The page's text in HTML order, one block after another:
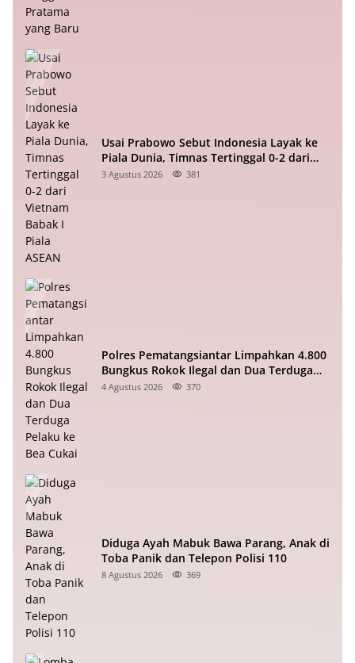
Usai Prabowo Sebut Indonesia Layak ke
Piala Dunia, Timnas Tertinggal 0-2 dari
Vietnam Babak I Piala ASEAN
3 Agustus 2026 381
Polres Pematangsiantar Limpahkan 4.800
Bungkus Rokok Ilegal dan Dua Terduga
Pelaku ke Bea Cukai
4 Agustus 2026 370
Diduga Ayah Mabuk Bawa Parang, Anak di
Toba Panik dan Telepon Polisi 110
8 Agustus 2026 369